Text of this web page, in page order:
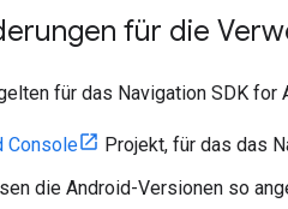
für die
für das Navigation SDK for
Console
Projekt, für das das
die Android-Versionen so